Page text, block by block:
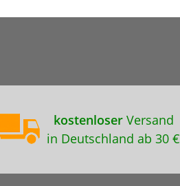
kostenloserVersand
in Deutschland ab 30 €